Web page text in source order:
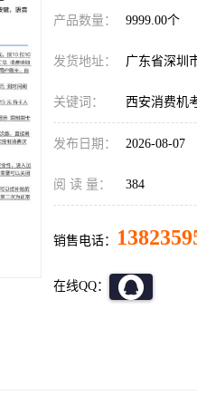
产品数量： 9999.00个
发货地址： 广东省深圳
关键词： 西安消费机
发布日期： 2026-08-07
阅 读 量： 384
销售电话：
在线QQ：